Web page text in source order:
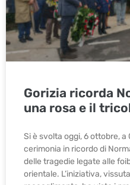
Gorizia ricorda
una rosa e il
Si è svolta oggi, 6 ottobre,
cerimonia in ricordo di
delle tragedie legate alle
orientale. L’iniziativa,